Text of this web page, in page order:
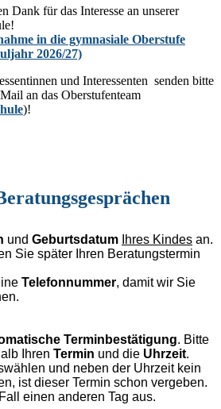
Dank für das Interesse an unserer
in die gymnasiale Oberstufe
2026/27)
und Interessenten senden bitte
an das Oberstufenteam
)!
und Geburtsdatum Ihres Kindes an.
Sie später Ihren Beratungstermin
Telefonnummer, damit wir Sie
Terminbestätigung. Bitte
Ihren Termin und die Uhrzeit.
und neben der Uhrzeit kein
ist dieser Termin schon vergeben.
einen anderen Tag aus.